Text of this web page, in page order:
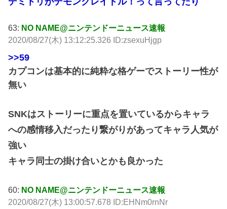
63: NO NAME@ニンテンドーニュース速報
2020/08/27(木) 13:12:25.326 ID:zsexuHjgp
>>59
カプコンは基本的に純粋な格ゲーでストーリー性が
無い
SNKはストーリーに重点を置いているからキャラ
への感情移入だったり繋がりがあってキャラ人気が
強い
キャラ同士の掛け合いとかも良かった
60: NO NAME@ニンテンドーニュース速報
2020/08/27(木) 13:00:57.678 ID:EHNm0rnNr